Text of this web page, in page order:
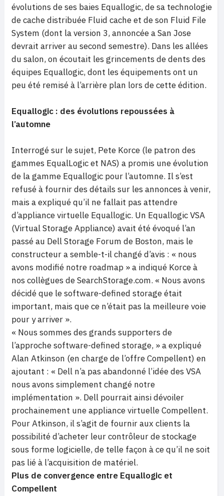
évolutions de ses baies Equallogic, de sa technologie
de cache distribuée Fluid cache et de son Fluid File
System (dont la version 3, annoncée a San Jose
devrait arriver au second semestre). Dans les allées
du salon, on écoutait les grincements de dents des
équipes Equallogic, dont les équipements ont un
peu été remisé à l’arrière plan lors de cette édition.
Equallogic : des évolutions repoussées à
l’automne
Interrogé sur le sujet, Pete Korce (le patron des
gammes EqualLogic et NAS) a promis une évolution
de la gamme Equallogic pour l’automne. Il s’est
refusé à fournir des détails sur les annonces à venir,
mais a expliqué qu’il ne fallait pas attendre
d’appliance virtuelle Equallogic. Un Equallogic VSA
(Virtual Storage Appliance) avait été évoqué l’an
passé au Dell Storage Forum de Boston, mais le
constructeur a semble-t-il changé d’avis : « nous
avons modifié notre roadmap » a indiqué Korce à
nos collègues de SearchStorage.com. « Nous avons
décidé que le software-defined storage était
important, mais que ce n’était pas la meilleure voie
pour y arriver ».
« Nous sommes des grands supporters de
l’approche software-defined storage, » a expliqué
Alan Atkinson (en charge de l’offre Compellent) en
ajoutant : « Dell n’a pas abandonné l’idée des VSA
nous avons simplement changé notre
implémentation ». Dell pourrait ainsi dévoiler
prochainement une appliance virtuelle Compellent.
Pour Atkinson, il s’agit de fournir aux clients la
possibilité d’acheter leur contrôleur de stockage
sous forme logicielle, de telle façon à ce qu’il ne soit
pas lié à l’acquisition de matériel.
Plus de convergence entre Equallogic et
Compellent